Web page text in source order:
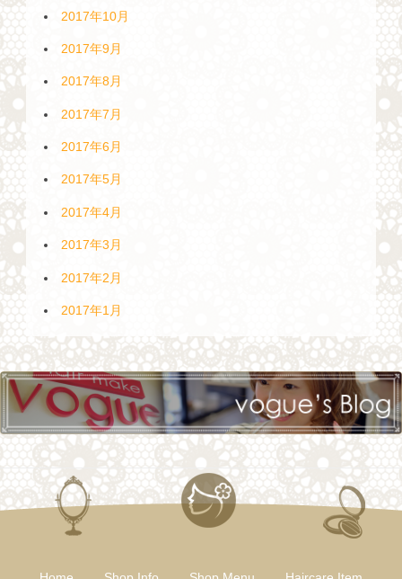
2017年10月
2017年9月
2017年8月
2017年7月
2017年6月
2017年5月
2017年4月
2017年3月
2017年2月
2017年1月